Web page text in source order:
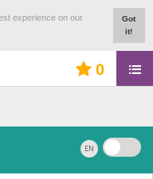
experience on our
Got
it!
0
EN